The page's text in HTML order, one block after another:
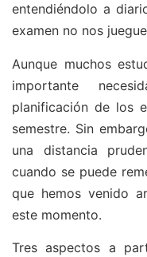
entendiéndolo a
examen no nos
Aunque muchos
importante
planificación de los
semestre. Sin
una distancia
cuando se puede
que hemos venido
este momento.
Tres aspectos a